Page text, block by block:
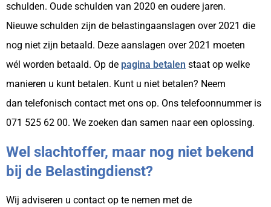
schulden. Oude schulden van 2020 en oudere jaren.
Nieuwe schulden zijn de belastingaanslagen over 2021 die
nog niet zijn betaald. Deze aanslagen over 2021 moeten
wél worden betaald. Op de pagina betalen staat op welke
manieren u kunt betalen. Kunt u niet betalen? Neem
dan telefonisch contact met ons op. Ons telefoonnummer is
071 525 62 00. We zoeken dan samen naar een oplossing.
Wel slachtoffer, maar nog niet bekend
bij de Belastingdienst?
Wij adviseren u contact op te nemen met de